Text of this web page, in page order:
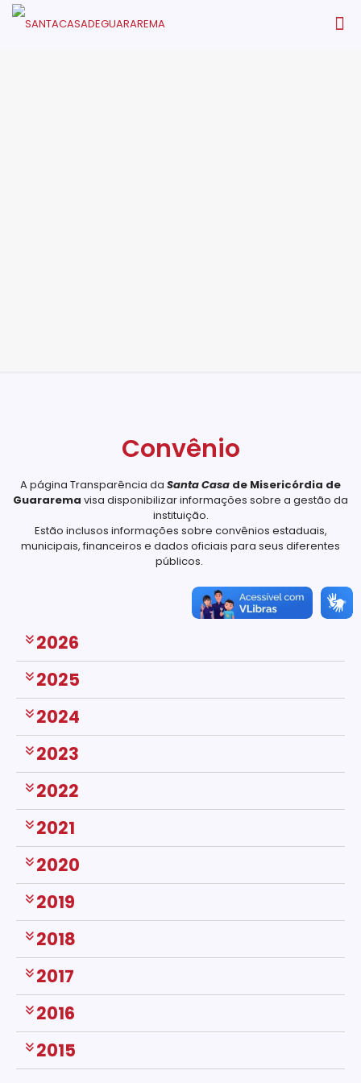
Convênio
A página Transparência da Santa Casa de Misericórdia de
Guararema visa disponibilizar informações sobre a gestão da
instituição.
Estão inclusos informações sobre convênios estaduais,
municipais, financeiros e dados oficiais para seus diferentes
públicos.
2026
2025
2024
2023
2022
2021
2020
2019
2018
2017
2016
2015